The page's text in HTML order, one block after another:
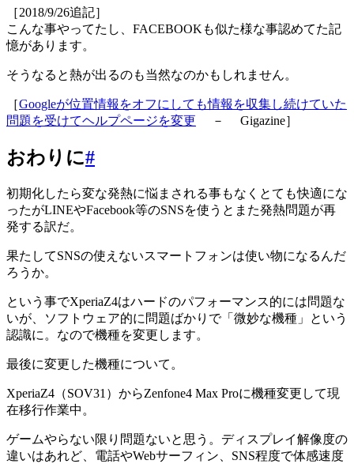
［2018/9/26追記］
こんな事やってたし、FACEBOOKも似た様な事認めてた記
憶があります。
そうなると熱が出るのも当然なのかもしれません。
［Googleが位置情報をオフにしても情報を収集し続けていた
問題を受けてヘルプページを変更 － Gigazine］
おわりに#
初期化したら変な発熱に悩まされる事もなくとても快適にな
ったがLINEやFacebook等のSNSを使うとまた発熱問題が再
発する訳だ。
果たしてSNSの使えないスマートフォンは使い物になるんだ
ろうか。
という事でXperiaZ4はハードのパフォーマンス的には問題な
いが、ソフトウェア的に問題ばかりで「微妙な機種」という
認識に。なので機種を変更します。
最後に変更した機種について。
XperiaZ4（SOV31）からZenfone4 Max Proに機種変更して現
在移行作業中。
ゲームやらない限り問題ないと思う。ディスプレイ解像度の
違いはあれど、電話やWebサーフィン、SNS程度で体感速度